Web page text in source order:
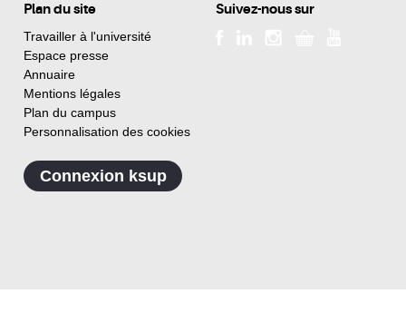
Plan du site
Travailler à l'université
Espace presse
Annuaire
Mentions légales
Plan du campus
Personnalisation des cookies
Suivez-nous sur
Connexion ksup